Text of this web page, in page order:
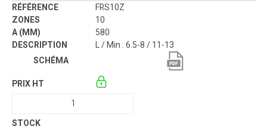
FRS10Z
10
580
L / Min : 6.5-8 / 11-13